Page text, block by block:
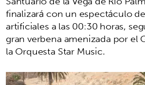
finalizará con un espectáculo
artificiales a las 00:30 horas,
gran verbena amenizada por el
la Orquesta Star Music.